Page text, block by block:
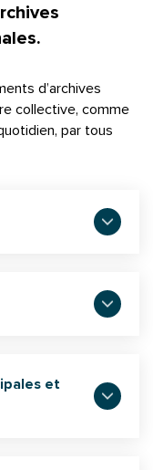
d’archives
collective, comme
par tous
et